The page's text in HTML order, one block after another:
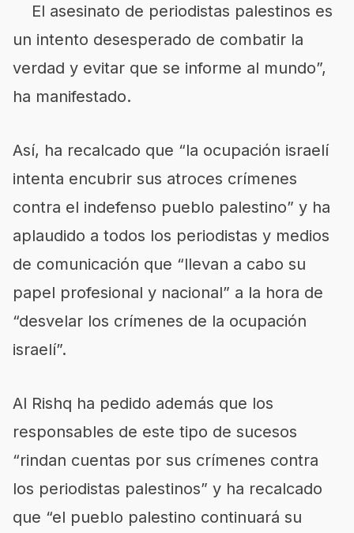
El asesinato de periodistas palestinos es
un intento desesperado de combatir la
verdad y evitar que se informe al mundo”,
ha manifestado.
Así, ha recalcado que “la ocupación israelí
intenta encubrir sus atroces crímenes
contra el indefenso pueblo palestino” y ha
aplaudido a todos los periodistas y medios
de comunicación que “llevan a cabo su
papel profesional y nacional” a la hora de
“desvelar los crímenes de la ocupación
israelí”.
Al Rishq ha pedido además que los
responsables de este tipo de sucesos
“rindan cuentas por sus crímenes contra
los periodistas palestinos” y ha recalcado
que “el pueblo palestino continuará su